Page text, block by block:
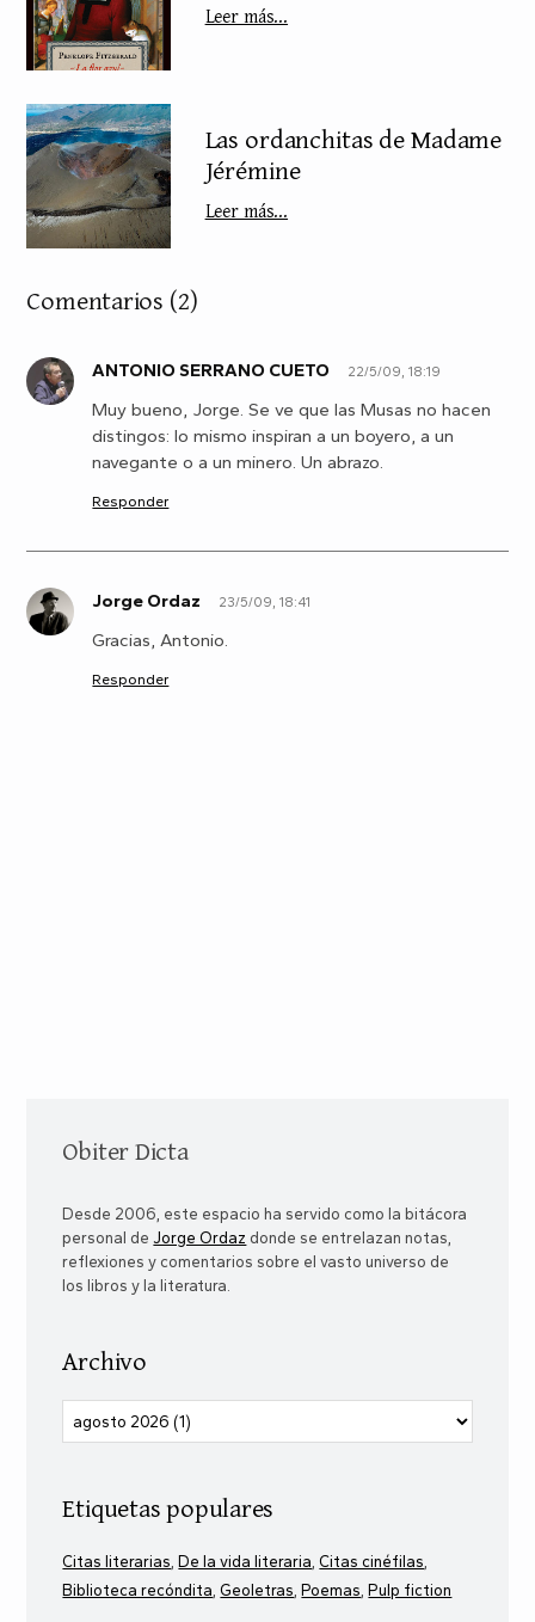
Leer más...
Las ordanchitas de Madame
Jérémine
Leer más...
Comentarios (2)
A ANTONIO SERRANO CUETO 22/5/09, 18:19
Muy bueno, Jorge. Se ve que las Musas no hacen
distingos: lo mismo inspiran a un boyero, a un
navegante o a un minero. Un abrazo.
Responder
J Jorge Ordaz 23/5/09, 18:41
Gracias, Antonio.
Responder
Obiter Dicta
Desde 2006, este espacio ha servido como la bitácora
personal de Jorge Ordaz donde se entrelazan notas,
reflexiones y comentarios sobre el vasto universo de
los libros y la literatura.
Archivo
Etiquetas populares
Citas literarias De la vida literaria Citas cinéfilas
Biblioteca recóndita Geoletras Poemas Pulp fiction